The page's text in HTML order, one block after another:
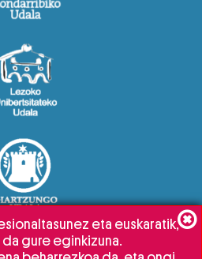
eta euskaratik,
gure eginkizuna.